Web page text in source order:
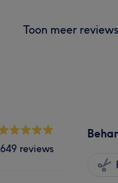
Toon meer
649 reviews